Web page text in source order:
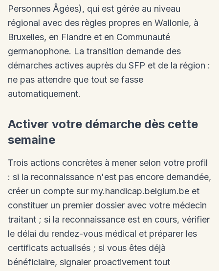
Personnes Âgées), qui est gérée au niveau
régional avec des règles propres en Wallonie, à
Bruxelles, en Flandre et en Communauté
germanophone. La transition demande des
démarches actives auprès du SFP et de la région :
ne pas attendre que tout se fasse
automatiquement.
Activer votre démarche dès cette
semaine
Trois actions concrètes à mener selon votre profil
: si la reconnaissance n'est pas encore demandée,
créer un compte sur my.handicap.belgium.be et
constituer un premier dossier avec votre médecin
traitant ; si la reconnaissance est en cours, vérifier
le délai du rendez-vous médical et préparer les
certificats actualisés ; si vous êtes déjà
bénéficiaire, signaler proactivement tout